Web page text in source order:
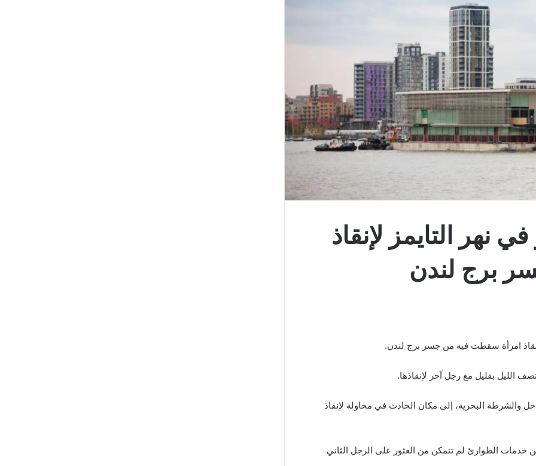
نهر التايمز لإنقاذ
برج لندن
امرأة سقطت فيه من جسر برج لندن.
الليل بقليل مع رجل آخر لإنقاذها.
البحرية، إلى مكان الحادث في محاولة لإنقاذ
خدمات الطوارئ لم تتمكن من العثور على الرجل الثاني